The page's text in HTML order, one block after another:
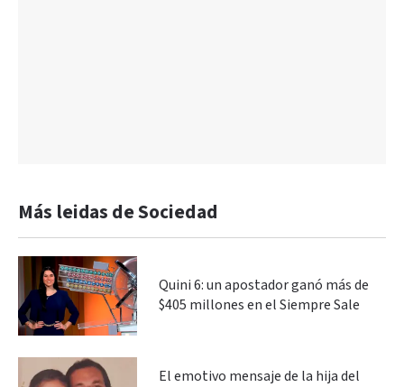
Más leidas de Sociedad
Quini 6: un apostador ganó más de
$405 millones en el Siempre Sale
El emotivo mensaje de la hija del